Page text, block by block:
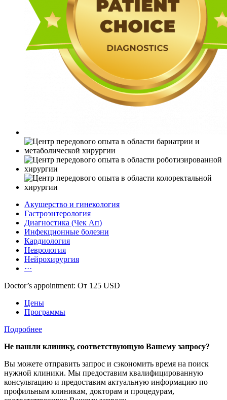
Акушерство и гинекология
Гастроэнтерология
Диагностика (Чек Ап)
Инфекционные болезни
Кардиология
Неврология
Нейрохирургия
···
Doctor’s appointment: От 125 USD
Цены
Программы
Подробнее
Не нашли клинику, соответствующую Вашему запросу?
Вы можете отправить запрос и сэкономить время на поиск
нужной клиники. Мы предоставим квалифицированную
консультацию и предоставим актуальную информацию по
профильным клиникам, докторам и процедурам,